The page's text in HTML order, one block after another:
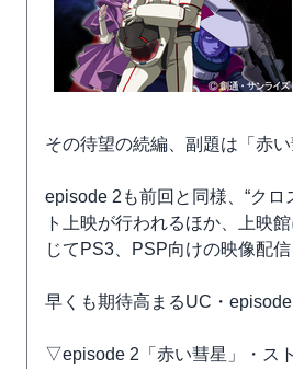
その待望の続編、副題は「赤
episode 2も前回と同様、“ク
ト上映が行われるほか、上映
じてPS3、PSP向けの映像配
早くも期待高まるUC・
▽episode 2「赤い彗星」・ス